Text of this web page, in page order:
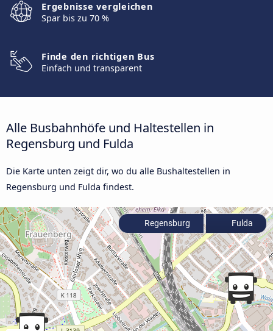
Ergebnisse vergleichen
Spar bis zu 70 %
Finde den richtigen Bus
Einfach und transparent
Alle Busbahnhöfe und Haltestellen in
Regensburg und Fulda
Die Karte unten zeigt dir, wo du alle Bushaltestellen in
Regensburg und Fulda findest.
Regensburg Fulda